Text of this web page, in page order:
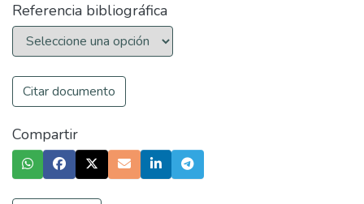
Referencia bibliográfica
Citar documento
Compartir